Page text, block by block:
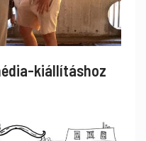
kiállításhoz